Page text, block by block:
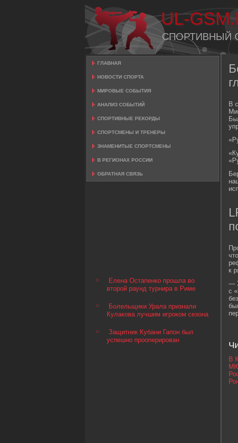
UL-
СПОРТИВНЫЙ
ГЛАВНАЯ
НОВОСТИ СПОРТА
МИРОВЫЕ СОБЫТИЯ
АНАЛИЗ СОБЫТИЙ
СПОРТИВНЫЕ РЕКОРДЫ
СПОРТСМЕНЫ И ТРЕНЕРЫ
ЗНАМЕНИТЫЕ СПОРТСМЕНЫ
В РЕГИОНАХ РОССИИ
ОБРАТНАЯ СВЯЗЬ
Елена Остапенко прошла во
второй раунд турнира в Риме
Болельщики Урала признали
Кулакова лучшим игроком сезона
Защитник Кубани Гапон был
успешно прооперирован
В
к
—
с
В
МЮ